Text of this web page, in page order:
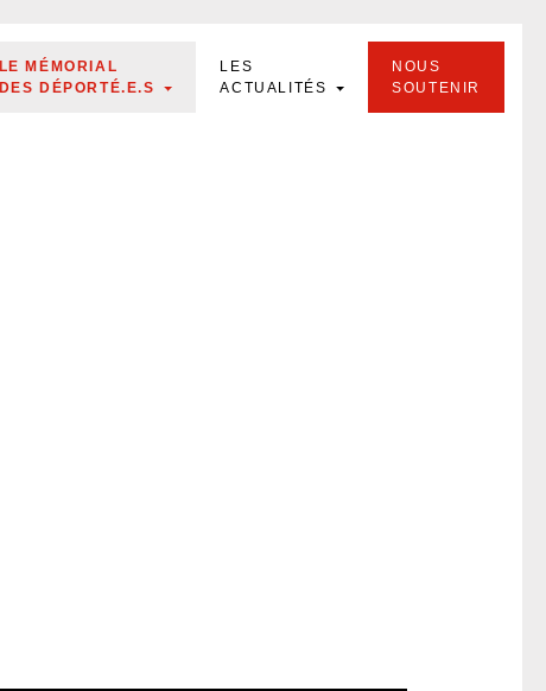
LE MÉMORIAL
DES DÉPORTÉ.E.S
LES
ACTUALITÉS
NOUS
SOUTENIR